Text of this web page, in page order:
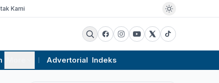
Kami
Advertorial Indeks